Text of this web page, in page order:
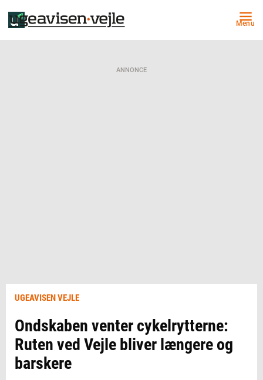
Menu
ANNONCE
UGEAVISEN VEJLE
Ondskaben venter cykelrytterne:
Ruten ved Vejle bliver længere og
barskere